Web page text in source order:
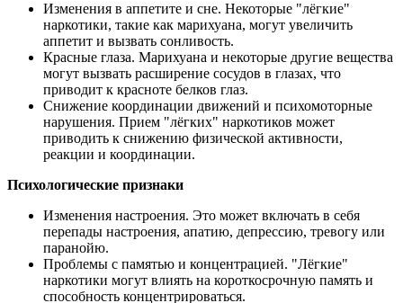
Изменения в аппетите и сне. Некоторые "лёгкие"
наркотики, такие как марихуана, могут увеличить
аппетит и вызвать сонливость.
Красные глаза. Марихуана и некоторые другие вещества
могут вызвать расширение сосудов в глазах, что
приводит к красноте белков глаз.
Снижение координации движений и психомоторные
нарушения. Прием "лёгких" наркотиков может
приводить к снижению физической активности,
реакции и координации.
Психологические признаки
Изменения настроения. Это может включать в себя
перепады настроения, апатию, депрессию, тревогу или
паранойю.
Проблемы с памятью и концентрацией. "Лёгкие"
наркотики могут влиять на короткосрочную память и
способность концентрироваться.